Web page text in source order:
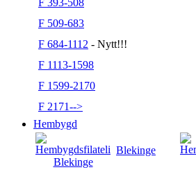
F 393-508
F 509-683
F 684-1112 - Nytt!!!
F 1113-1598
F 1599-2170
F 2171-->
Hembygd
Blekinge